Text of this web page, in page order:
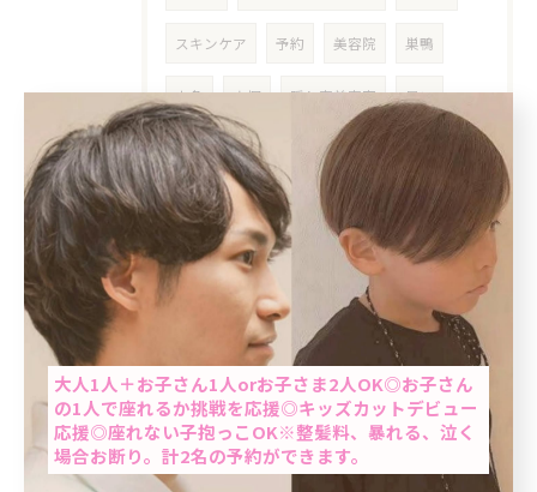
スキンケア 予約 美容院 巣鴨
十条 大塚 隠れ家美容室 暑い
女性限定 ブリーチなし 明るめ
リタッチ カラー 当日限定
紫外線対策 プチプラ 紫外線
PA＋ フェイシャル 対策
ひんやり
ステップトリートメント 湿気対策
梅雨対策 梅雨 今日は何の日
当日予約OK
大人1人＋お子さん1人orお子さま2人OK◎お子さん
の1人で座れるか挑戦を応援◎キッズカットデビュー
応援◎座れない子抱っこOK※整髪料、暴れる、泣く
場合お断り。計2名の予約ができます。